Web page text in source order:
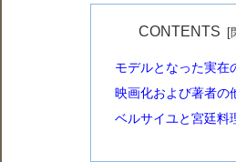
CONTENTS
モデルとなった実在
映画化および著者の
ベルサイユと宮廷料